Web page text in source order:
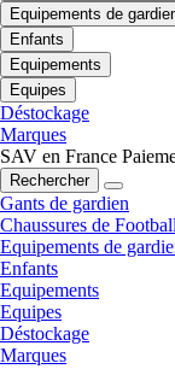
Equipements de
Enfants
Equipements
Equipes
Déstockage
Marques
SAV en France
Rechercher
Gants de gardien
Chaussures de
Equipements de
Enfants
Equipements
Equipes
Déstockage
Marques